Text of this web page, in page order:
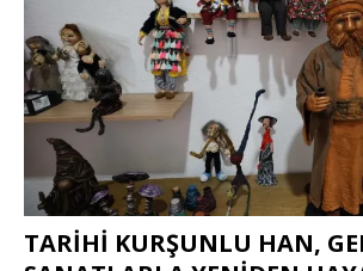
TARİHİ KURŞUNLU HAN,